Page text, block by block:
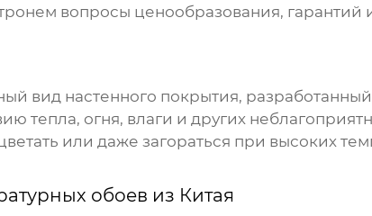
вопросы ценообразования, гарантий
вид настенного покрытия,
тепла, огня, влаги и других
или даже загораться при высоких
обоев из Китая